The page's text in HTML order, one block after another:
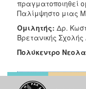
ΑΝΘΕΚΤΙΚΗ
πραγματοποιηθεί
Παλίμψηστο μιας
Ομιλητής: Δρ.
Βρετανικής
Πολύκεντρο